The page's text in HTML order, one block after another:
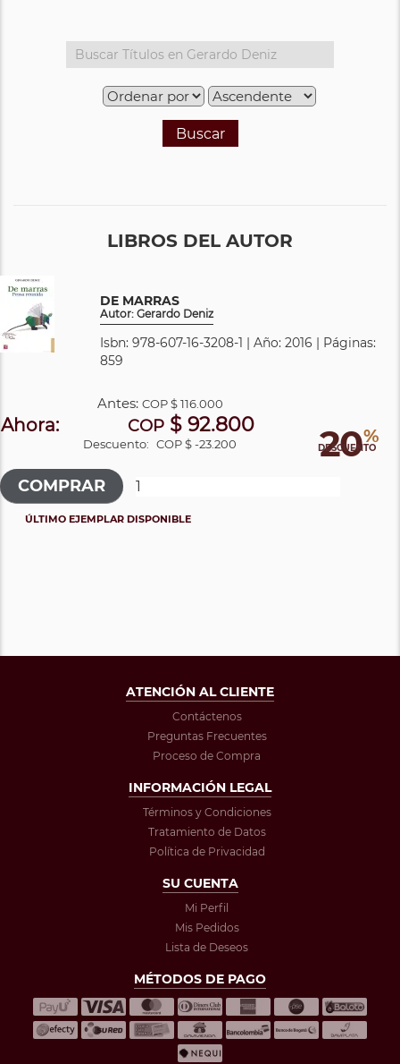
Buscar
LIBROS DEL AUTOR
DE MARRAS
Autor: Gerardo Deniz
Isbn: 978-607-16-3208-1 | Año: 2016 | Páginas:
859
20%
DESCUENTO
Antes: COP$ 116.000
Ahora: COP $ 92.800
Descuento: COP $ -23.200
ÚLTIMO EJEMPLAR DISPONIBLE
ATENCIÓN AL CLIENTE
Contáctenos
Preguntas Frecuentes
Proceso de Compra
INFORMACIÓN LEGAL
Términos y Condiciones
Tratamiento de Datos
Política de Privacidad
SU CUENTA
Mi Perfil
Mis Pedidos
Lista de Deseos
MÉTODOS DE PAGO